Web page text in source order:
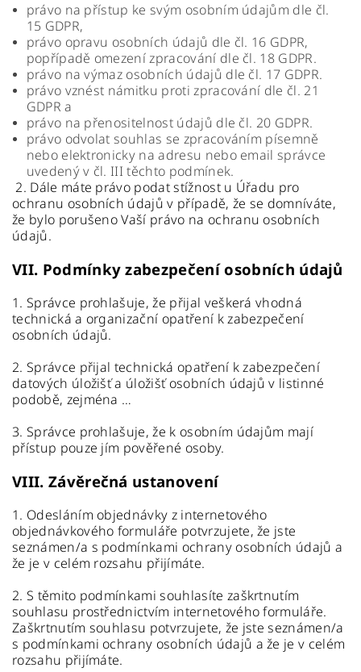
právo na přístup ke svým osobním údajům dle čl.
15 GDPR,
právo opravu osobních údajů dle čl. 16 GDPR,
popřípadě omezení zpracování dle čl. 18 GDPR.
právo na výmaz osobních údajů dle čl. 17 GDPR.
právo vznést námitku proti zpracování dle čl. 21
GDPR a
právo na přenositelnost údajů dle čl. 20 GDPR.
právo odvolat souhlas se zpracováním písemně
nebo elektronicky na adresu nebo email správce
uvedený v čl. III těchto podmínek.
2. Dále máte právo podat stížnost u Úřadu pro
ochranu osobních údajů v případě, že se domníváte,
že bylo porušeno Vaší právo na ochranu osobních
údajů.
VII. Podmínky zabezpečení osobních údajů
1. Správce prohlašuje, že přijal veškerá vhodná
technická a organizační opatření k zabezpečení
osobních údajů.
2. Správce přijal technická opatření k zabezpečení
datových úložišť a úložišť osobních údajů v listinné
podobě, zejména …
3. Správce prohlašuje, že k osobním údajům mají
přístup pouze jím pověřené osoby.
VIII. Závěrečná ustanovení
1. Odesláním objednávky z internetového
objednávkového formuláře potvrzujete, že jste
seznámen/a s podmínkami ochrany osobních údajů a
že je v celém rozsahu přijímáte.
2. S těmito podmínkami souhlasíte zaškrtnutím
souhlasu prostřednictvím internetového formuláře.
Zaškrtnutím souhlasu potvrzujete, že jste seznámen/a
s podmínkami ochrany osobních údajů a že je v celém
rozsahu přijímáte.